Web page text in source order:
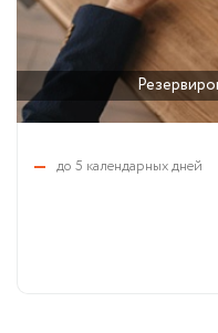
до 5 календарных дней